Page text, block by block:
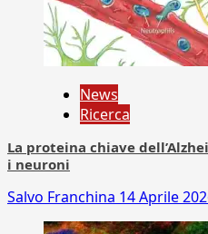
News
Ricerca
La proteina chiave
i neuroni
Salvo Franchina 14 Aprile